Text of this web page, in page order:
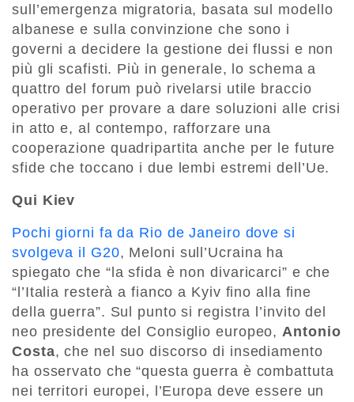
sull’emergenza migratoria, basata sul modello
albanese e sulla convinzione che sono i
governi a decidere la gestione dei flussi e non
più gli scafisti. Più in generale, lo schema a
quattro del forum può rivelarsi utile braccio
operativo per provare a dare soluzioni alle crisi
in atto e, al contempo, rafforzare una
cooperazione quadripartita anche per le future
sfide che toccano i due lembi estremi dell’Ue.
Qui Kiev
Pochi giorni fa da Rio de Janeiro dove si
svolgeva il G20, Meloni sull’Ucraina ha
spiegato che “la sfida è non divaricarci” e che
“l’Italia resterà a fianco a Kyiv fino alla fine
della guerra”. Sul punto si registra l’invito del
neo presidente del Consiglio europeo,Antonio
Costa, che nel suo discorso di insediamento
ha osservato che “questa guerra è combattuta
nei territori europei, l’Europa deve essere un